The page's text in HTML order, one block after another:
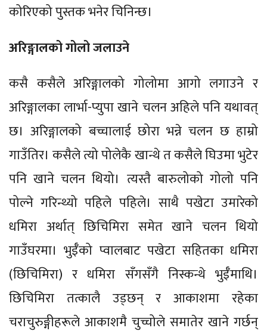
कोरिएको पुस्तक भनेर चिनिन्छ।
अरिङ्गालको गोलो जलाउने
कसै कसैले अरिङ्गालको गोलोमा आगो लगाउने र
अरिङ्गालका लार्भा-प्युपा खाने चलन अहिले पनि यथावत्
छ। अरिङ्गालको बच्चालाई छोरा भन्ने चलन छ हाम्रो
गाउँतिर। कसैले त्यो पोलेकै खान्थे त कसैले घिउमा भुटेर
पनि खाने चलन थियो। त्यस्तै बारुलोको गोलो पनि
पोल्ने गरिन्थ्यो पहिले पहिले। साथै पखेटा उमारेको
धमिरा अर्थात् छिचिमिरा समेत खाने चलन थियो
गाउँघरमा। भुईँको प्वालबाट पखेटा सहितका धमिरा
(छिचिमिरा) र धमिरा सँगसँगै निस्कन्थे भुईँमाथि।
छिचिमिरा तत्कालै उड्छन् र आकाशमा रहेका
चराचुरुङ्गीहरूले आकाशमै चुच्चोले समातेर खाने गर्छन्